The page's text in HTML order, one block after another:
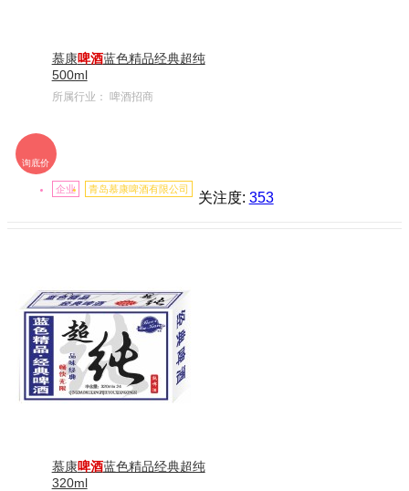
慕康啤酒蓝色精品经典超纯
500ml
所属行业： 啤酒招商
询底价
企业 青岛慕康啤酒有限公司
关注度: 353
慕康啤酒蓝色精品经典超纯
320ml